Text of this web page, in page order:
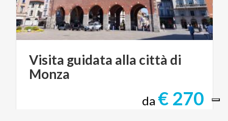
Visita guidata alla città di
Monza
da € 270